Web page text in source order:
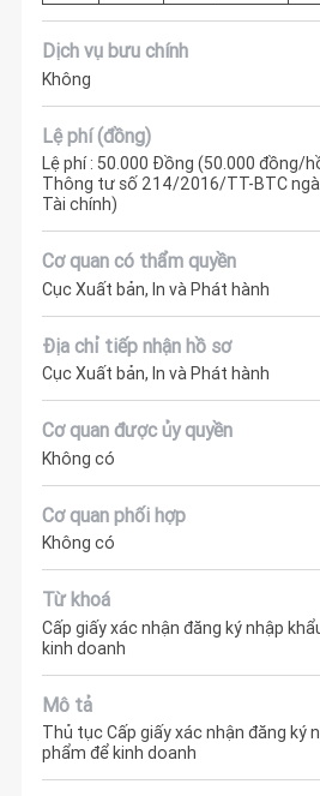
Dịch vụ bưu chính
Không
Lệ phí (đồng)
Lệ phí : 50.000 Đồng (50.000 đồng/
Thông tư số 214/2016/TT-BTC
Tài chính)
Cơ quan có thẩm quyền
Cục Xuất bản, In và Phát hành
Địa chỉ tiếp nhận hồ sơ
Cục Xuất bản, In và Phát hành
Cơ quan được ủy quyền
Không có
Cơ quan phối hợp
Không có
Từ khoá
Cấp giấy xác nhận đăng ký nhập
kinh doanh
Mô tả
Thủ tục Cấp giấy xác nhận đăng ký
phẩm để kinh doanh